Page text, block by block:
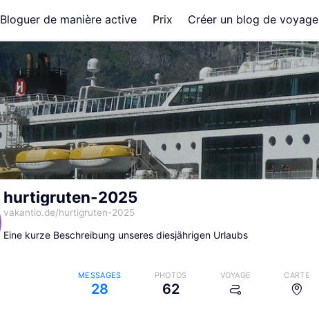
Bloguer de manière active Prix Créer un blog de voyage
hurtigruten-2025
vakantio.de/hurtigruten-2025
Eine kurze Beschreibung unseres diesjährigen Urlaubs
MESSAGES
28
PHOTOS
62
VOYAGE CARTE